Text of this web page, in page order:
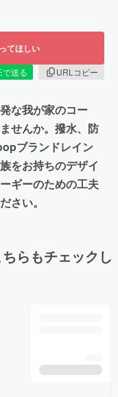
てほしい
で送る
URLコピー
な我が家のコー
せんか。撥水、防
ブランドレイン
をお持ちのデザイ
ギーのための工夫
さい。
らもチェックし